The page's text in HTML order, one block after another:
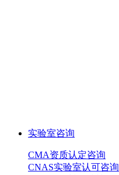
实验室咨询
CMA资质认定咨询
CNAS实验室认可咨询